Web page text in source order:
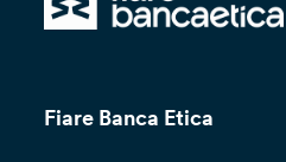
Fiare Banca Etica